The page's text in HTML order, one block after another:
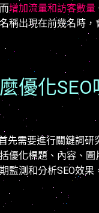
增加流量和訪客數量
稱出現在前幾名時
優化SEO
先需要進行關鍵詞
優化標題、內容、
監測和分析SEO效果